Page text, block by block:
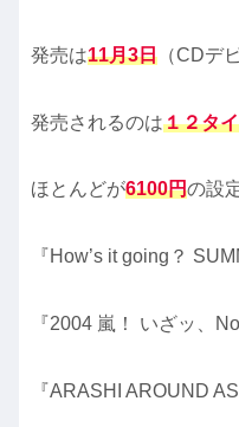
発売は11月3日 （CDデ
発売されるのは１２タ
ほとんどが6100円の設
『How’s it going？
『2004 嵐！ いざッ、
『ARASHI AROUND